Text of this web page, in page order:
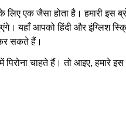
एक जैसा होता है। हमारी इस
यहाँ आपको हिंदी और इंग्लिश
सकते हैं।
चाहते हैं। तो आइए, हमारे